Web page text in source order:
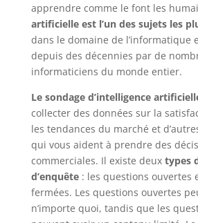
apprendre comme le font les
artificielle est l’un des sujets les
dans le domaine de l’informatique
depuis des décennies par de
informaticiens du monde entier.
Le sondage d’intelligence
collecter des données sur la
les tendances du marché et
qui vous aident à prendre des
commerciales. Il existe deux types
d’enquête : les questions ouvertes
fermées. Les questions ouvertes
n’importe quoi, tandis que les